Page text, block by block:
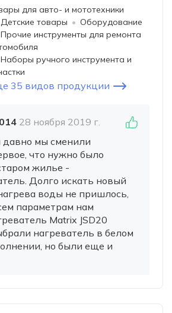
для авто- и мототехники
Детские товары
Оборудование
Прочие инструменты для ремонта
Наборы ручного инструмента и
35 видов продукции
28 ноября 2019 г.
давно мы сменили
что нужно было
жилье -
Долго искать новый
воды не пришлось,
параметрам нам
Matrix JSD20
нагреватель в белом
но были еще и